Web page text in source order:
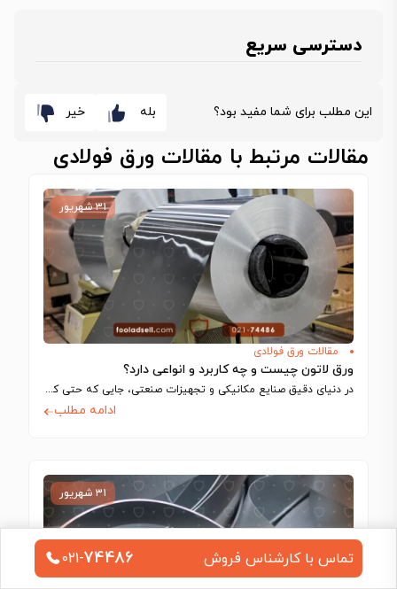
دسترسی سریع
این مطلب برای شما مفید بود؟ بله خیر
مقالات مرتبط با مقالات ورق فولادی
۳۱ شهریور
مقالات ورق فولادی
ورق لاتون چیست و چه کاربرد و انواعی دارد؟
در دنیای دقیق صنایع مکانیکی و تجهیزات صنعتی، جایی که حتی کوچک‌ترین تلرانس‌ها می‌توانند…
ادامه مطلب
۳۱ شهریور
تماس با کارشناس فروش 021-74486